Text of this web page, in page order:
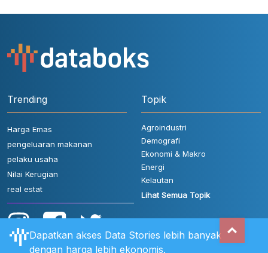
Trending
Harga Emas
pengeluaran makanan
pelaku usaha
Nilai Kerugian
real estat
Topik
Agroindustri
Demografi
Ekonomi & Makro
Energi
Kelautan
Lihat Semua Topik
Dapatkan akses Data Stories lebih banyak
dengan harga lebih ekonomis.